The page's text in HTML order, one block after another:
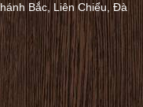
Bắc, Liên Chiểu, Đà